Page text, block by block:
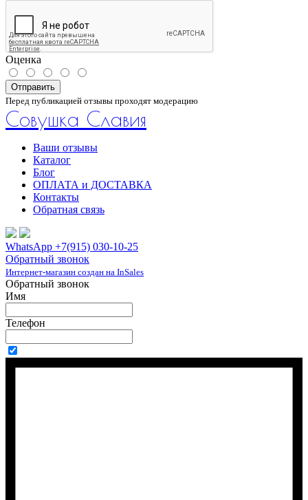
Оценка
Отправить
Перед публикацией отзывы проходят модерацию
Совушка Славия
Ваши отзывы
Каталог
Блог
ОПЛАТА и ДОСТАВКА
Контакты
Обратная связь
WhatsApp +7(915) 030-10-25
Обратный звонок
Интернет-магазин создан на InSales
Обратный звонок
Имя
Телефон